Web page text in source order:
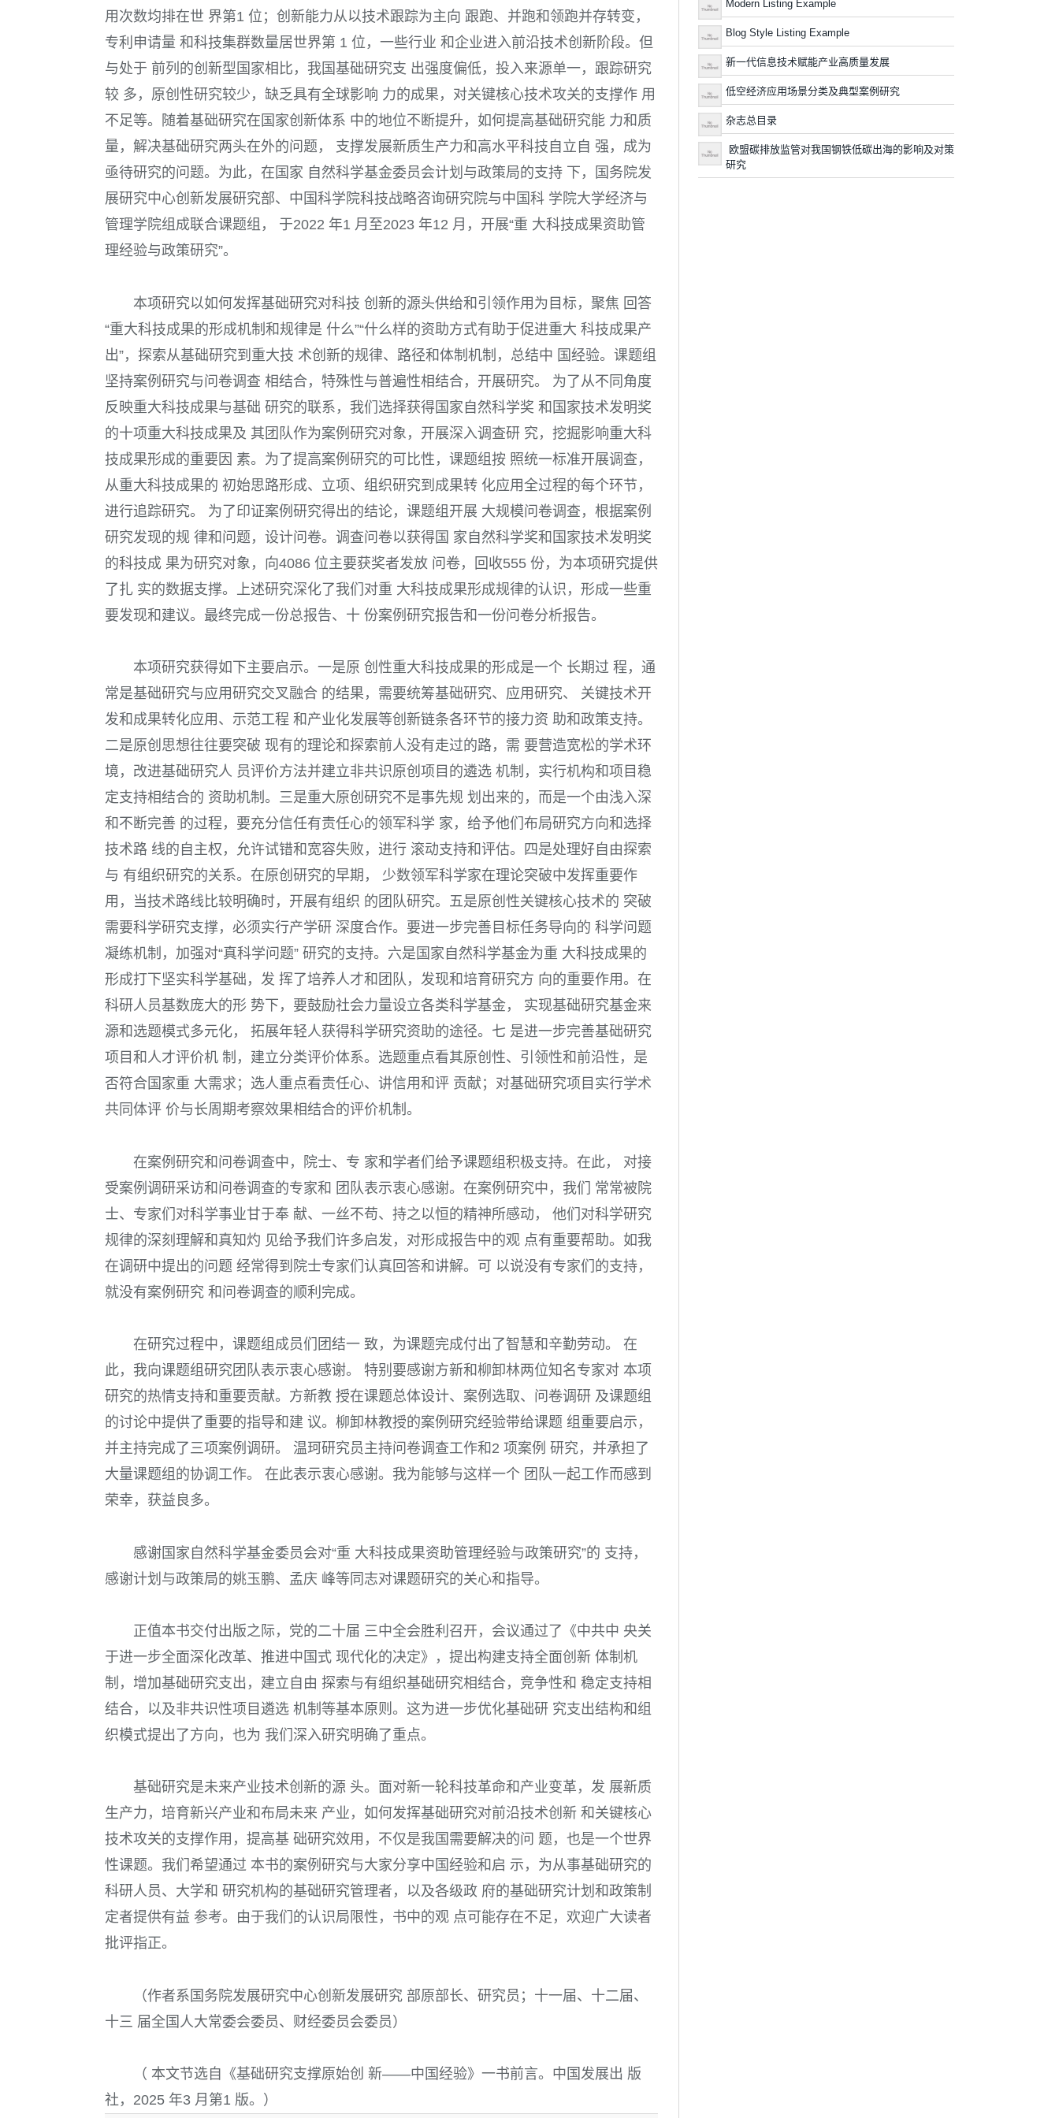
用次数均排在世 界第1 位；创新能力从以技术跟踪为主向 跟跑、并跑和领跑并存转变，
专利申请量 和科技集群数量居世界第 1 位，一些行业 和企业进入前沿技术创新阶段。但
与处于 前列的创新型国家相比，我国基础研究支 出强度偏低，投入来源单一，跟踪研究
较 多，原创性研究较少，缺乏具有全球影响 力的成果，对关键核心技术攻关的支撑作 用
不足等。随着基础研究在国家创新体系 中的地位不断提升，如何提高基础研究能 力和质
量，解决基础研究两头在外的问题， 支撑发展新质生产力和高水平科技自立自 强，成为
亟待研究的问题。为此，在国家 自然科学基金委员会计划与政策局的支持 下，国务院发
展研究中心创新发展研究部、中国科学院科技战略咨询研究院与中国科 学院大学经济与
管理学院组成联合课题组， 于2022 年1 月至2023 年12 月，开展“重 大科技成果资助管
理经验与政策研究”。
本项研究以如何发挥基础研究对科技 创新的源头供给和引领作用为目标，聚焦 回答
“重大科技成果的形成机制和规律是 什么”“什么样的资助方式有助于促进重大 科技成果产
出”，探索从基础研究到重大技 术创新的规律、路径和体制机制，总结中 国经验。课题组
坚持案例研究与问卷调查 相结合，特殊性与普遍性相结合，开展研究。 为了从不同角度
反映重大科技成果与基础 研究的联系，我们选择获得国家自然科学奖 和国家技术发明奖
的十项重大科技成果及 其团队作为案例研究对象，开展深入调查研 究，挖掘影响重大科
技成果形成的重要因 素。为了提高案例研究的可比性，课题组按 照统一标准开展调查，
从重大科技成果的 初始思路形成、立项、组织研究到成果转 化应用全过程的每个环节，
进行追踪研究。 为了印证案例研究得出的结论，课题组开展 大规模问卷调查，根据案例
研究发现的规 律和问题，设计问卷。调查问卷以获得国 家自然科学奖和国家技术发明奖
的科技成 果为研究对象，向4086 位主要获奖者发放 问卷，回收555 份，为本项研究提供
了扎 实的数据支撑。上述研究深化了我们对重 大科技成果形成规律的认识，形成一些重
要发现和建议。最终完成一份总报告、十 份案例研究报告和一份问卷分析报告。
本项研究获得如下主要启示。一是原 创性重大科技成果的形成是一个 长期过 程，通
常是基础研究与应用研究交叉融合 的结果，需要统筹基础研究、应用研究、 关键技术开
发和成果转化应用、示范工程 和产业化发展等创新链条各环节的接力资 助和政策支持。
二是原创思想往往要突破 现有的理论和探索前人没有走过的路，需 要营造宽松的学术环
境，改进基础研究人 员评价方法并建立非共识原创项目的遴选 机制，实行机构和项目稳
定支持相结合的 资助机制。三是重大原创研究不是事先规 划出来的，而是一个由浅入深
和不断完善 的过程，要充分信任有责任心的领军科学 家，给予他们布局研究方向和选择
技术路 线的自主权，允许试错和宽容失败，进行 滚动支持和评估。四是处理好自由探索
与 有组织研究的关系。在原创研究的早期， 少数领军科学家在理论突破中发挥重要作
用，当技术路线比较明确时，开展有组织 的团队研究。五是原创性关键核心技术的 突破
需要科学研究支撑，必须实行产学研 深度合作。要进一步完善目标任务导向的 科学问题
凝练机制，加强对“真科学问题” 研究的支持。六是国家自然科学基金为重 大科技成果的
形成打下坚实科学基础，发 挥了培养人才和团队，发现和培育研究方 向的重要作用。在
科研人员基数庞大的形 势下，要鼓励社会力量设立各类科学基金， 实现基础研究基金来
源和选题模式多元化， 拓展年轻人获得科学研究资助的途径。七 是进一步完善基础研究
项目和人才评价机 制，建立分类评价体系。选题重点看其原创性、引领性和前沿性，是
否符合国家重 大需求；选人重点看责任心、讲信用和评 贡献；对基础研究项目实行学术
共同体评 价与长周期考察效果相结合的评价机制。
在案例研究和问卷调查中，院士、专 家和学者们给予课题组积极支持。在此， 对接
受案例调研采访和问卷调查的专家和 团队表示衷心感谢。在案例研究中，我们 常常被院
士、专家们对科学事业甘于奉 献、一丝不苟、持之以恒的精神所感动， 他们对科学研究
规律的深刻理解和真知灼 见给予我们许多启发，对形成报告中的观 点有重要帮助。如我
在调研中提出的问题 经常得到院士专家们认真回答和讲解。可 以说没有专家们的支持，
就没有案例研究 和问卷调查的顺利完成。
在研究过程中，课题组成员们团结一 致，为课题完成付出了智慧和辛勤劳动。 在
此，我向课题组研究团队表示衷心感谢。 特别要感谢方新和柳卸林两位知名专家对 本项
研究的热情支持和重要贡献。方新教 授在课题总体设计、案例选取、问卷调研 及课题组
的讨论中提供了重要的指导和建 议。柳卸林教授的案例研究经验带给课题 组重要启示，
并主持完成了三项案例调研。 温珂研究员主持问卷调查工作和2 项案例 研究，并承担了
大量课题组的协调工作。 在此表示衷心感谢。我为能够与这样一个 团队一起工作而感到
荣幸，获益良多。
感谢国家自然科学基金委员会对“重 大科技成果资助管理经验与政策研究”的 支持，
感谢计划与政策局的姚玉鹏、孟庆 峰等同志对课题研究的关心和指导。
正值本书交付出版之际，党的二十届 三中全会胜利召开，会议通过了《中共中 央关
于进一步全面深化改革、推进中国式 现代化的决定》，提出构建支持全面创新 体制机
制，增加基础研究支出，建立自由 探索与有组织基础研究相结合，竞争性和 稳定支持相
结合，以及非共识性项目遴选 机制等基本原则。这为进一步优化基础研 究支出结构和组
织模式提出了方向，也为 我们深入研究明确了重点。
基础研究是未来产业技术创新的源 头。面对新一轮科技革命和产业变革，发 展新质
生产力，培育新兴产业和布局未来 产业，如何发挥基础研究对前沿技术创新 和关键核心
技术攻关的支撑作用，提高基 础研究效用，不仅是我国需要解决的问 题，也是一个世界
性课题。我们希望通过 本书的案例研究与大家分享中国经验和启 示，为从事基础研究的
科研人员、大学和 研究机构的基础研究管理者，以及各级政 府的基础研究计划和政策制
定者提供有益 参考。由于我们的认识局限性，书中的观 点可能存在不足，欢迎广大读者
批评指正。
（作者系国务院发展研究中心创新发展研究 部原部长、研究员；十一届、十二届、
十三 届全国人大常委会委员、财经委员会委员）
（ 本文节选自《基础研究支撑原始创 新——中国经验》一书前言。中国发展出 版
社，2025 年3 月第1 版。）
Modern Listing Example
Blog Style Listing Example
新一代信息技术赋能产业高质量发展
低空经济应用场景分类及典型案例研究
杂志总目录
欧盟碳排放监管对我国钢铁低碳出海的影响及对策
研究